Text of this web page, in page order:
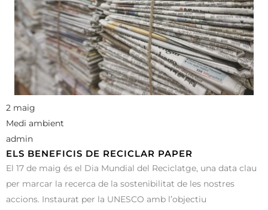
2 maig
Medi ambient
admin
ELS BENEFICIS DE RECICLAR PAPER
El 17 de maig és el Dia Mundial del Reciclatge, una data clau
per marcar la recerca de la sostenibilitat de les nostres
accions. Instaurat per la UNESCO amb l’objectiu